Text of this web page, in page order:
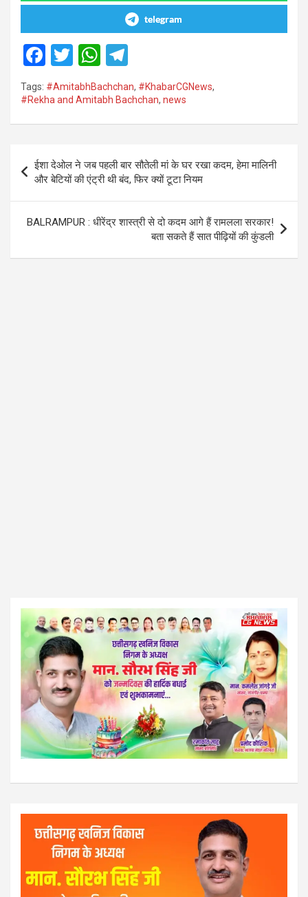
telegram
F
a
ce
b
o
k
T
wi
tt
er
W
h
at
s
p
p
el
e
gr
m
Tags: #AmitabhBachchan, #KhabarCGNews,
#Rekha and Amitabh Bachchan, news
Post
navigation
ईशा देओल ने जब पहली बार सौतेली मां के घर रखा कदम, हेमा मालिनी
और बेटियों की एंट्री थी बंद, फिर क्यों टूटा नियम
BALRAMPUR : धीरेंद्र शास्त्री से दो कदम आगे हैं रामलला सरकार!
बता सकते हैं सात पीढ़ियों की कुंडली